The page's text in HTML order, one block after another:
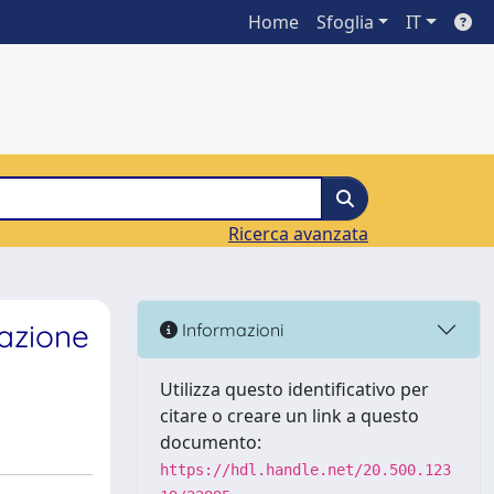
Home Sfoglia IT
Ricerca avanzata
Informazioni
Utilizza questo identificativo per
citare o creare un link a questo
documento:
https://hdl.handle.net/20.500.123